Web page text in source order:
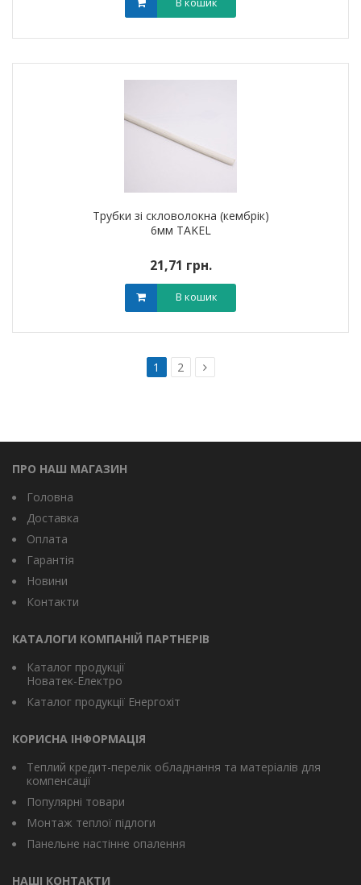
Трубки зі скловолокна (кембрік)
6мм TAKEL
21,71 грн.
В кошик
1 2
ПРО НАШ МАГАЗИН
Головна
Доставка
Оплата
Гарантія
Новини
Контакти
КАТАЛОГИ КОМПАНІЙ ПАРТНЕРІВ
Каталог продукції
Новатек-Електро
Каталог продукції Енергохіт
КОРИСНА ІНФОРМАЦІЯ
Теплий кредит-перелік обладнання та матеріалів для
компенсації
Популярні товари
Монтаж теплої підлоги
Панельне настінне опалення
НАШІ КОНТАКТИ